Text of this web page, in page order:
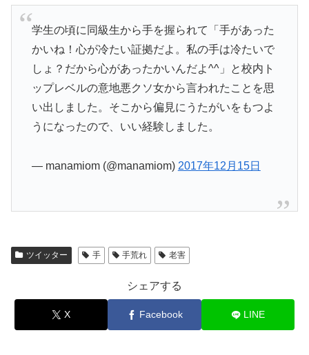
学生の頃に同級生から手を握られて「手があった
かいね！心が冷たい証拠だよ。私の手は冷たいで
しょ？だから心があったかいんだよ^^」と校内ト
ップレベルの意地悪クソ女から言われたことを思
い出しました。そこから偏見にうたがいをもつよ
うになったので、いい経験しました。
— manamiom (@manamiom) 2017年12月15日
ツイッター 手 手荒れ 老害
シェアする
X Facebook LINE